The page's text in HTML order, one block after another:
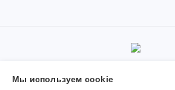
© 2019-2026, Муниципальное
дополнительного образования «Детская
Мы используем сookie